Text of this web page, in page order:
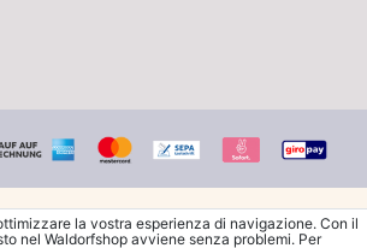
la vostra esperienza di navigazione. Con il
nel Waldorfshop avviene senza problemi. Per